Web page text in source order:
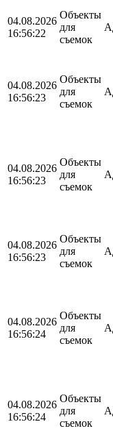
04.08.2026
16:56:22
Объекты
для
съемок
04.08.2026
16:56:23
Объекты
для
съемок
04.08.2026
16:56:23
Объекты
для
съемок
04.08.2026
16:56:23
Объекты
для
съемок
04.08.2026
16:56:24
Объекты
для
съемок
04.08.2026
16:56:24
Объекты
для
съемок